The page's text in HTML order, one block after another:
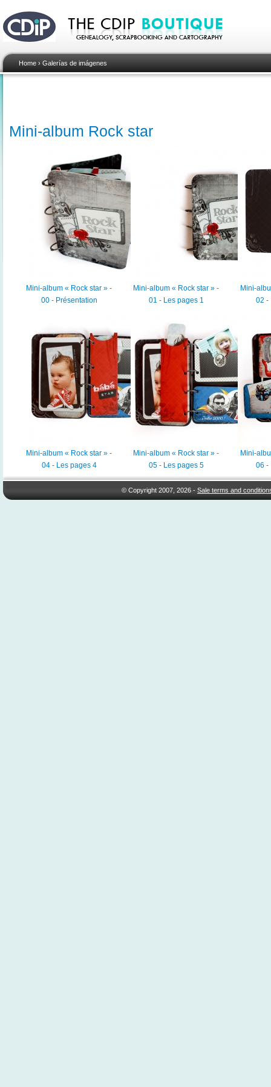
Home › Galerías de imágenes
Mini-album Rock star
Mini-album « Rock star » -
00 - Présentation
Mini-album « Rock star » -
01 - Les pages 1
Mini-
02 -
Mini-album « Rock star » -
04 - Les pages 4
Mini-album « Rock star » -
05 - Les pages 5
Mini-
06 -
© Copyright 2007, 2026 -Sale terms and